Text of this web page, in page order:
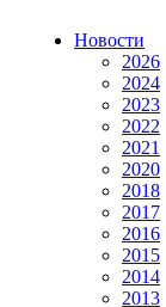
Новости
2026
2024
2023
2022
2021
2020
2018
2017
2016
2015
2014
2013